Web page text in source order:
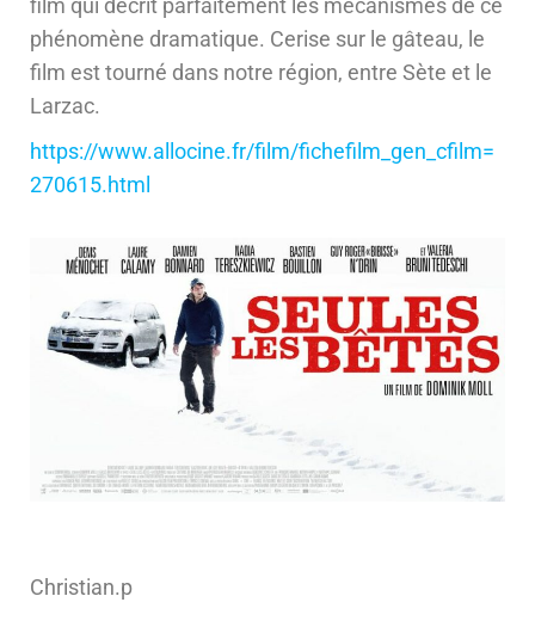
film qui décrit parfaitement les mécanismes de ce
phénomène dramatique. Cerise sur le gâteau, le
film est tourné dans notre région, entre Sète et le
Larzac.
https://www.allocine.fr/film/fichefilm_gen_cfilm=
270615.html
Christian.p